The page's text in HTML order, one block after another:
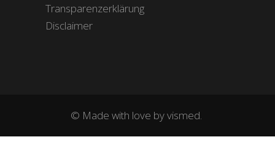
Transparenzerklärung
Disclaimer
© Made with love byvismed.